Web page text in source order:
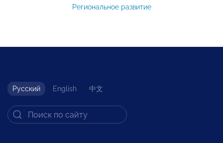
Региональное развитие
Русский English 中文